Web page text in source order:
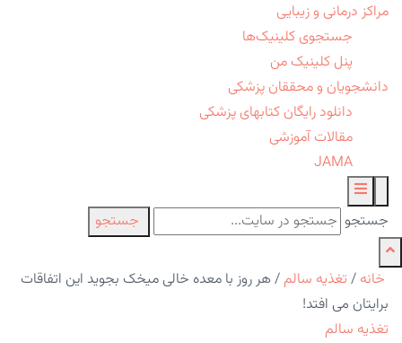
مراکز درمانی و زیبایی
جستجوی کلینیک‌ها
پنل کلینیک من
دانشجویان و محققان پزشکی
دانلود رایگان کتابهای پزشکی
مقالات آموزشی
JAMA
جستجو جستجو
خانه / تغذیه سالم /هر روز با معده خالی میخک بجوید این اتفاقات
برایتان می افتد!
تغذیه سالم